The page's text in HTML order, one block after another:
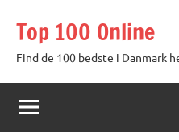
indhold
Top 100 Online
Find de 100 bedste i Danmark